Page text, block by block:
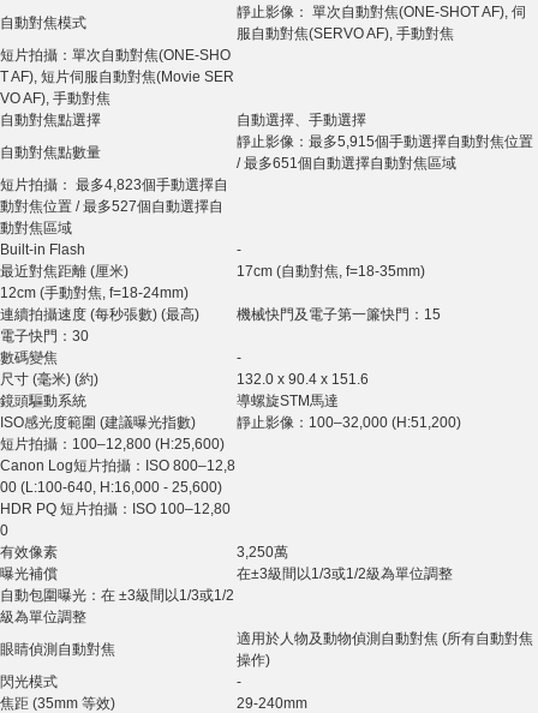
自動對焦模式
靜止影像： 單次自動對焦(ONE-SHOT AF), 伺
服自動對焦(SERVO AF), 手動對焦
短片拍攝：單次自動對焦(ONE-SHO
T AF), 短片伺服自動對焦(Movie SER
VO AF), 手動對焦
自動對焦點選擇
自動選擇、手動選擇
自動對焦點數量
靜止影像：最多5,915個手動選擇自動對焦位置
/ 最多651個自動選擇自動對焦區域
短片拍攝： 最多4,823個手動選擇自
動對焦位置 / 最多527個自動選擇自
動對焦區域
Built-in Flash
-
最近對焦距離 (厘米)
17cm (自動對焦, f=18-35mm)
12cm (手動對焦, f=18-24mm)
連續拍攝速度 (每秒張數) (最高)
機械快門及電子第一簾快門：15
電子快門：30
數碼變焦
-
尺寸 (毫米) (約)
132.0 x 90.4 x 151.6
鏡頭驅動系統
導螺旋STM馬達
ISO感光度範圍 (建議曝光指數)
靜止影像：100–32,000 (H:51,200)
短片拍攝：100–12,800 (H:25,600)
Canon Log短片拍攝：ISO 800–12,8
00 (L:100-640, H:16,000 - 25,600)
HDR PQ 短片拍攝：ISO 100–12,80
0
有效像素
3,250萬
曝光補償
在±3級間以1/3或1/2級為單位調整
自動包圍曝光：在 ±3級間以1/3或1/2
級為單位調整
眼睛偵測自動對焦
適用於人物及動物偵測自動對焦 (所有自動對焦
操作)
閃光模式
-
焦距 (35mm 等效)
29-240mm